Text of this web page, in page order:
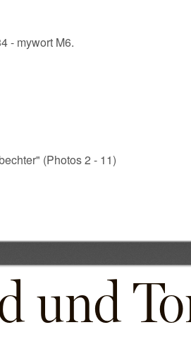
- mywort M6.
(Photos 2 - 11)